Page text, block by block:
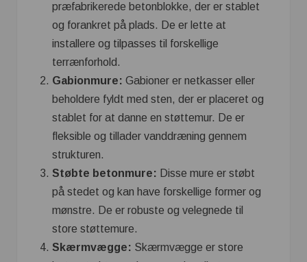
præfabrikerede betonblokke, der er stablet
og forankret på plads. De er lette at
installere og tilpasses til forskellige
terrænforhold.
Gabionmure: Gabioner er netkasser eller
beholdere fyldt med sten, der er placeret og
stablet for at danne en støttemur. De er
fleksible og tillader vanddræning gennem
strukturen.
Støbte betonmure: Disse mure er støbt
på stedet og kan have forskellige former og
mønstre. De er robuste og velegnede til
store støttemure.
Skærmvægge: Skærmvægge er store